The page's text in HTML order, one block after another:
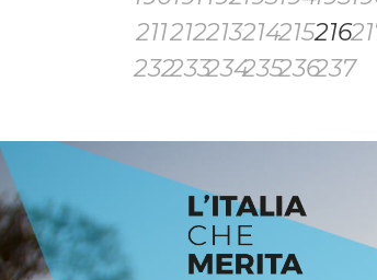
211212213214215216
232233234235236237